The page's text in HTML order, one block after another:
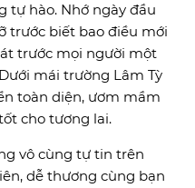
tự hào. Nhớ ngày đầu
trước biết bao điều mới
trước mọi người một
mái trường Lâm Tỳ
toàn diện, ươm mầm
cho tương lai.
vô cùng tự tin trên
dễ thương cùng bạn